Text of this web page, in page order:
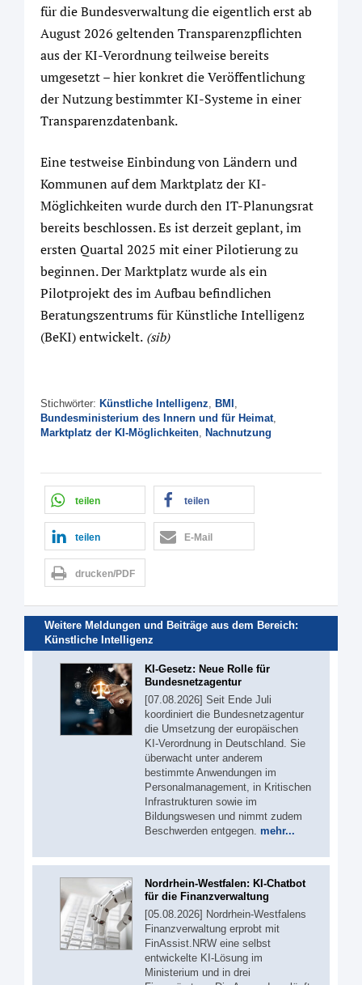
für die Bundesverwaltung die eigentlich erst ab
August 2026 geltenden Transparenzpflichten
aus der KI-Verordnung teilweise bereits
umgesetzt – hier konkret die Veröffentlichung
der Nutzung bestimmter KI-Systeme in einer
Transparenzdatenbank.
Eine testweise Einbindung von Ländern und
Kommunen auf dem Marktplatz der KI-
Möglichkeiten wurde durch den IT-Planungsrat
bereits beschlossen. Es ist derzeit geplant, im
ersten Quartal 2025 mit einer Pilotierung zu
beginnen. Der Marktplatz wurde als ein
Pilotprojekt des im Aufbau befindlichen
Beratungszentrums für Künstliche Intelligenz
(BeKI) entwickelt. (sib)
Stichwörter: Künstliche Intelligenz, BMI ,
Bundesministerium des Innern und für Heimat,
Marktplatz der KI-Möglichkeiten, Nachnutzung
teilen teilen
teilen E-Mail
drucken/PDF
Weitere Meldungen und Beiträge aus dem Bereich:
Künstliche Intelligenz
KI-Gesetz: Neue Rolle für
Bundesnetzagentur
[07.08.2026] Seit Ende Juli
koordiniert die Bundesnetzagentur
die Umsetzung der europäischen
KI-Verordnung in Deutschland. Sie
überwacht unter anderem
bestimmte Anwendungen im
Personalmanagement, in Kritischen
Infrastrukturen sowie im
Bildungswesen und nimmt zudem
Beschwerden entgegen. mehr...
Nordrhein-Westfalen: KI-Chatbot
für die Finanzverwaltung
[05.08.2026] Nordrhein-Westfalens
Finanzverwaltung erprobt mit
FinAssist.NRW eine selbst
entwickelte KI-Lösung im
Ministerium und in drei